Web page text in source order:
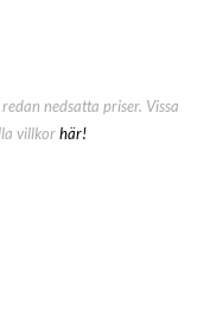
nedsatta priser. Vissa
villkorhär!